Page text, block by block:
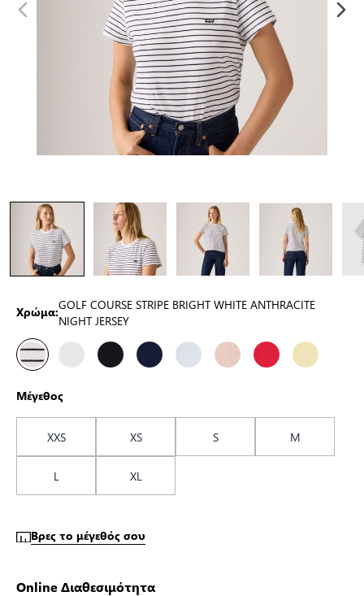
Χρώμα:GOLF COURSE STRIPE BRIGHT WHITE ANTHRACITE
NIGHT JERSEY
Μέγεθος
XXS XS S
M
L
XL
Βρες το μέγεθός σου
Online Διαθεσιμότητα